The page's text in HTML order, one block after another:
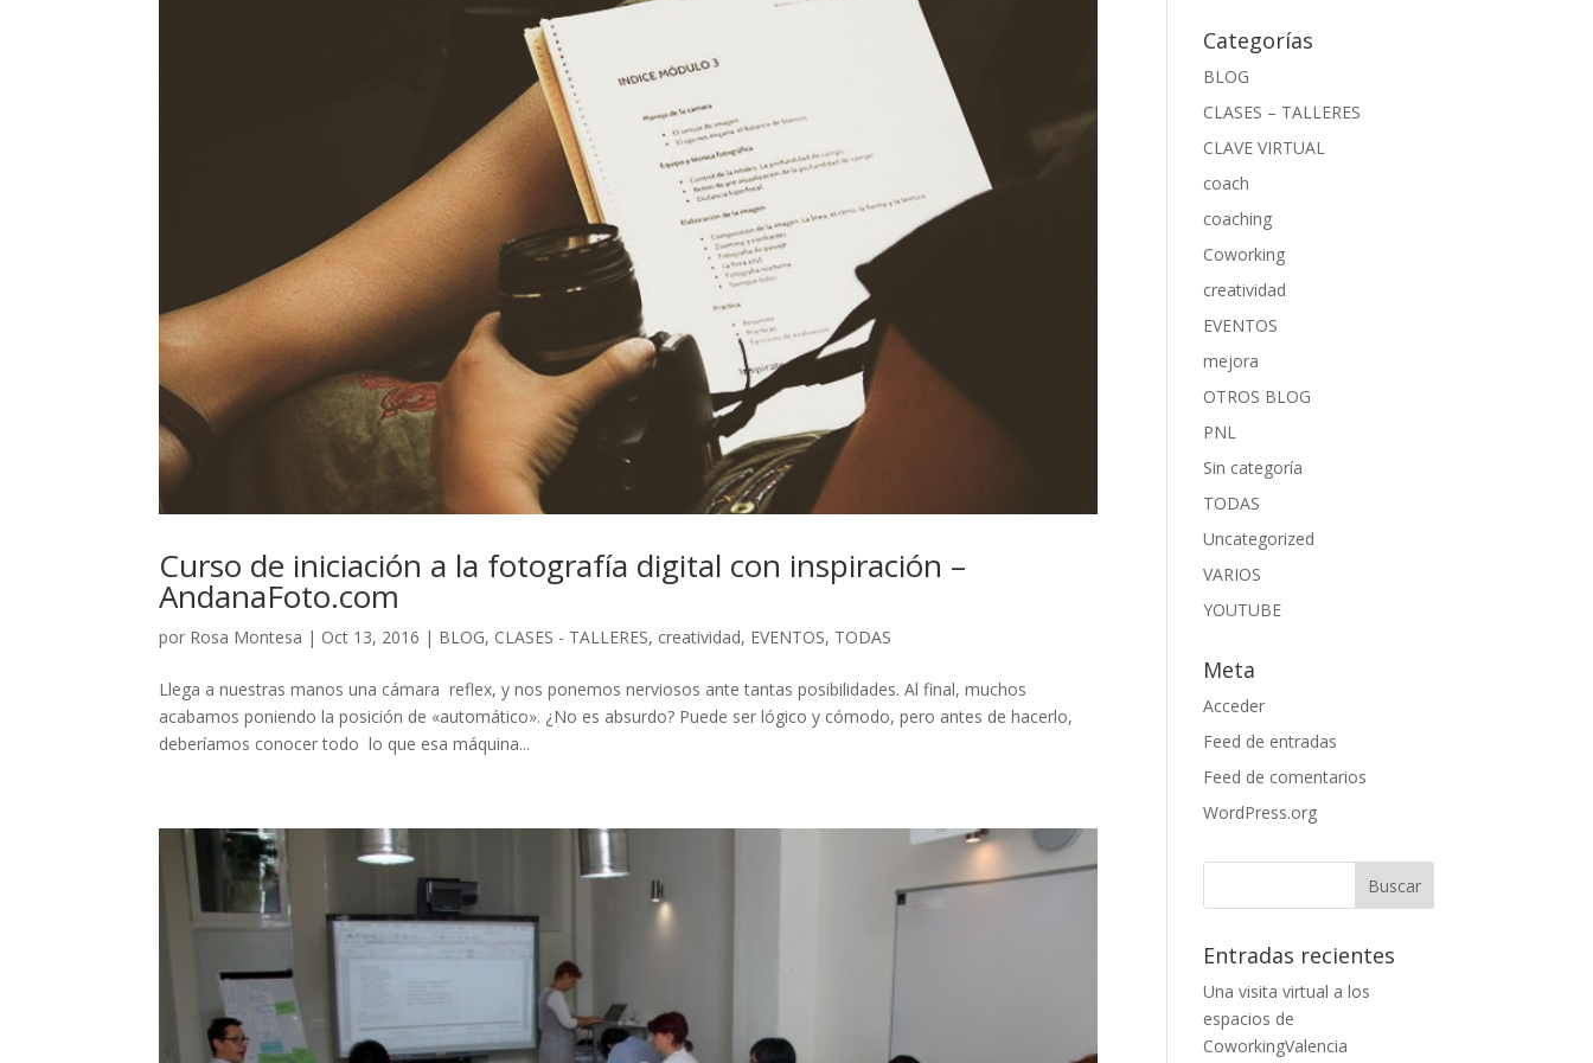
Curso de iniciación a la fotografía digital con inspiración –
AndanaFoto.com
por Rosa Montesa | Oct 13, 2016 | BLOG, CLASES - TALLERES, creatividad, EVENTOS, TODAS
Llega a nuestras manos una cámara reflex, y nos ponemos nerviosos ante tantas posibilidades. Al final, muchos
acabamos poniendo la posición de «automático». ¿No es absurdo? Puede ser lógico y cómodo, pero antes de hacerlo,
deberíamos conocer todo lo que esa máquina...
Categorías
BLOG
CLASES – TALLERES
CLAVE VIRTUAL
coach
coaching
Coworking
creatividad
EVENTOS
mejora
OTROS BLOG
PNL
Sin categoría
TODAS
Uncategorized
VARIOS
YOUTUBE
Meta
Acceder
Feed de entradas
Feed de comentarios
WordPress.org
Entradas recientes
Una visita virtual a los
espacios de
CoworkingValencia